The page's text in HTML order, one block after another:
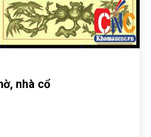
nhà cổ